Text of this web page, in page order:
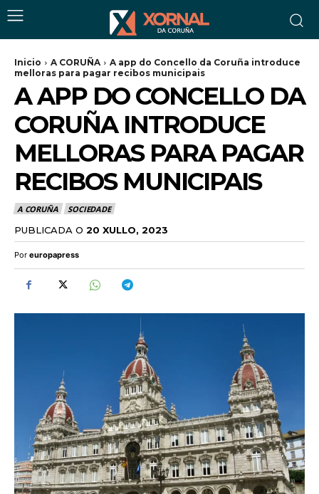
Inicio A CORUÑA
A app do Concello da Coruña introduce
melloras para pagar recibos municipais
A APP DO CONCELLO DA
CORUÑA INTRODUCE
MELLORAS PARA PAGAR
RECIBOS MUNICIPAIS
A CORUÑA SOCIEDADE
PUBLICADA O 20 XULLO, 2023
Por europapress